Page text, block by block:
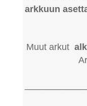
arkkuun
Muut arkut